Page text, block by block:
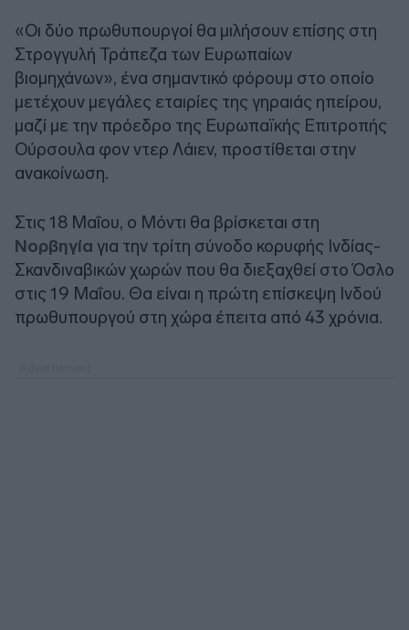
«Οι δύο πρωθυπουργοί θα μιλήσουν επίσης στη
Στρογγυλή Τράπεζα των Ευρωπαίων
βιομηχάνων», ένα σημαντικό φόρουμ στο οποίο
μετέχουν μεγάλες εταιρίες της γηραιάς ηπείρου,
μαζί με την πρόεδρο της Ευρωπαϊκής Επιτροπής
Ούρσουλα φον ντερ Λάιεν, προστίθεται στην
ανακοίνωση.
Στις 18 Μαΐου, ο Μόντι θα βρίσκεται στη
Νορβηγία για την τρίτη σύνοδο κορυφής Ινδίας-
Σκανδιναβικών χωρών που θα διεξαχθεί στο Όσλο
στις 19 Μαΐου. Θα είναι η πρώτη επίσκεψη Ινδού
πρωθυπουργού στη χώρα έπειτα από 43 χρόνια.